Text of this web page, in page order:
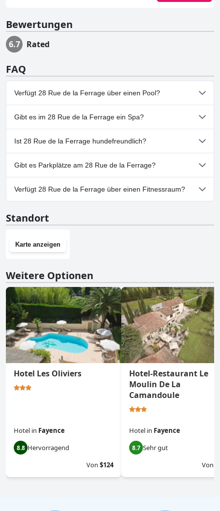
Bewertungen
6.7 Rated
FAQ
Verfügt 28 Rue de la Ferrage über einen Pool?
Nein, 28 Rue de la Ferrage hat keinen Pool.
Gibt es im 28 Rue de la Ferrage ein Spa?
Nein, ein Spa ist im 28 Rue de la Ferrage nicht vorhanden.
Ist 28 Rue de la Ferrage hundefreundlich?
Ja, 28 Rue de la Ferrage heißt Hunde willkommen.
Gibt es Parkplätze am 28 Rue de la Ferrage?
Nein, im 28 Rue de la Ferrage gibt es keine Parkmöglichkeiten.
Verfügt 28 Rue de la Ferrage über einen Fitnessraum?
Standort
Karte anzeigen
Weitere Optionen
Hotel Les Oliviers
Hotel in Fayence
8.8 Hervorragend
Von $124
Hotel-Restaurant Le
Moulin De La
Camandoule
Hotel in Fayence
8.7 Sehr gut
Von